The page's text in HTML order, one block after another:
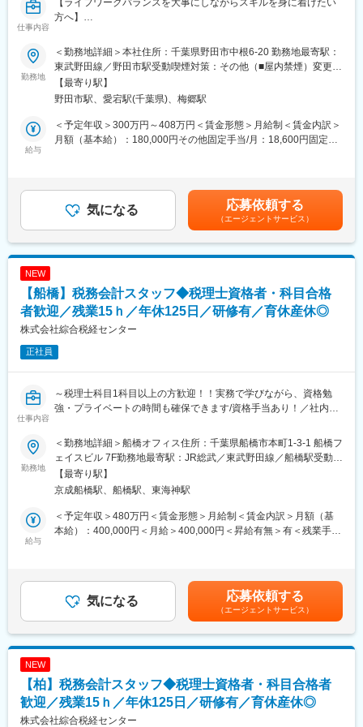
■働き方：
・完全週休2日制（土日祝）／年間休日120日
・残業月平均10時間程度
・転勤なし、腰を据えて勤務可能
・育休取得実績あり／各種手当・福利厚生も充実
レアメタルのモリブデン鉱の製錬、ロストワックス方式による精
密部品を供給する精密鋳造品の製造、アミノ酸を利用しての食品
日本や九州にもビジネスの幅を広げています。日本全国をまたに
掛け、様々な業界で事業を展開しているため、特定の業界・企業
に影響されることなく安定的な経営を実現しています。
変更の範囲：会社の定める業務
仕事内容
【ライフワークバランスを大事にしながらスキルを身に着けたい
方へ】
■業務概要：
森下会計事務所では、税務・会計のプロフェッショナルとして多
岐にわたる業務を担当していただきます。
■業務詳細：
・入力業務
・仕訳作業
・月次巡回監査
・資産税業務
ンド研修などを通じて、基本的な知識を身につけていただきま
す。その後、巡回監査士や税理士などの資格取得を目指し、試験
前には勉強に専念できるよう勤務時間や休暇を調整します。
は月平均20時間以内程度と少なく、ライフワークバランスを重視
した働き方が可能です。
■企業の魅力：
1956年創業の森下会計事務所は、地域に根ざした経営支援を行っ
ています。お客様との長期的な信頼関係を築き、経営に関する
様々なサポートを提供しています。デジタルトランスフォーメー
求められます。
勤務地
＜勤務地詳細＞本社住所：千葉県野田市中根6-20 勤務地最寄駅：
東武野田線／野田市駅受動喫煙対策：その他（■屋内禁煙）変更の
範囲：無
【最寄り駅】
野田市駅、愛宕駅(千葉県)、梅郷駅
給与
＜予定年収＞300万円～408万円＜賃金形態＞月給制＜賃金内訳＞
月額（基本給）：180,000円その他固定手当/月：18,600円固定残
外労働の有無に関わらず、30時間分の時間外手当。30時間を超え
る時間外労働分についての割増賃金は追加で支給■職務手当
18,600円■個人の成績により特別手当あり■昇給：有（1月、業績
による）■賞与：有（7月/12月/4月、業績による）賃金はあくまで
も目安の金額であり、選考を通じて上下する可能性があります。
気になる 応募依頼する
（エージェントサービス）
NEW
【船橋】税務会計スタッフ◆税理士資格者・科目合格
者歓迎／残業15ｈ／年休125日／研修有／育休産休◎
株式会社綜合税経センター
正社員
仕事内容
～税理士科目1科目以上の方歓迎！！実務で学びながら、資格勉
強・プライベートの時間も確保できます/資格手当あり！／社内外
※各グループ法人との出向契約に基づき 、在籍型出向として従事
いただきます。
■職務内容について：
同社の税理士補助／税務会計スタッフをご担当いただきます。同
社は税理士、司法書士、社労士、行政書を多数抱え、総合事務所
拡大に伴い、新たに税理士補助／税務会計スタッフを募集いたし
ます。
・決算及び税務申告業務
・税理士補助、コンサルティング業務
・顧客対応
勤務地
＜勤務地詳細＞船橋オフィス住所：千葉県船橋市本町1-3-1 船橋フ
ェイスビル 7F勤務地最寄駅：JR総武／東武野田線／船橋駅受動喫
煙対策：屋内全面禁煙変更の範囲：会社の定める事業所
【最寄り駅】
京成船橋駅、船橋駅、東海神駅
給与
＜予定年収＞480万円＜賃金形態＞月給制＜賃金内訳＞月額（基
本給）：400,000円＜月給＞400,000円＜昇給有無＞有＜残業手当
くまでも目安の金額であり、選考を通じて上下する可能性があり
ます。月給(月額)は固定手当を含めた表記です。
気になる 応募依頼する
（エージェントサービス）
NEW
【柏】税務会計スタッフ◆税理士資格者・科目合格者
歓迎／残業15ｈ／年休125日／研修有／育休産休◎
株式会社綜合税経センター